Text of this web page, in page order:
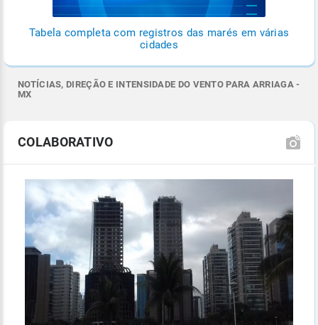
Tabela completa com registros das marés em várias
cidades
NOTÍCIAS, DIREÇÃO E INTENSIDADE DO VENTO PARA ARRIAGA -
MX
COLABORATIVO